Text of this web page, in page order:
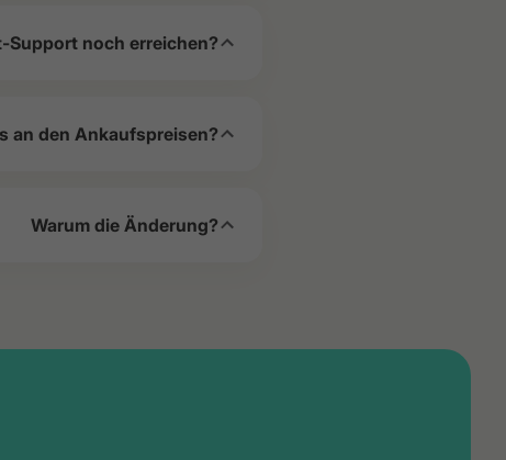
Support noch erreichen?
an den Ankaufspreisen?
Warum die Änderung?